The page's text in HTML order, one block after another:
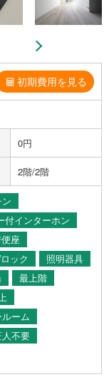
初期費用を見る
0円
2階/2階
付インターホン
座
ック
照明器具
最上階
ーム
不要